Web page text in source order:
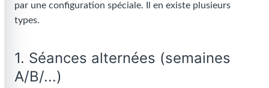
par une configuration spéciale. Il en existe plusieurs
types.
1. Séances alternées (semaines
A/B/...)